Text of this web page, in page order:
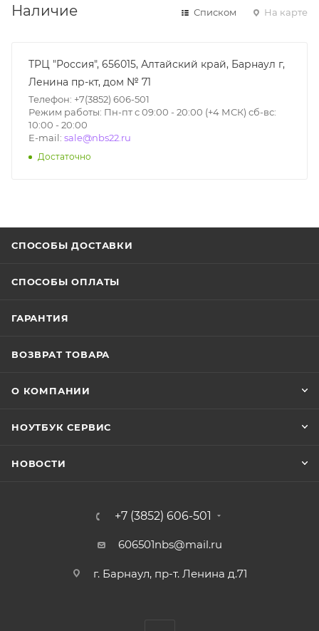
Наличие Списком На карте
ТРЦ "Россия", 656015, Алтайский край, Барнаул г,
Ленина пр-кт, дом № 71
Телефон: +7(3852) 606-501
Режим работы: Пн-пт с 09:00 - 20:00 (+4 МСК) сб-вс:
10:00 - 20:00
E-mail: sale@nbs22.ru
Достаточно
СПОСОБЫ ДОСТАВКИ
СПОСОБЫ ОПЛАТЫ
ГАРАНТИЯ
ВОЗВРАТ ТОВАРА
О КОМПАНИИ
НОУТБУК СЕРВИС
НОВОСТИ
+7 (3852) 606-501
606501nbs@mail.ru
г. Барнаул, пр-т. Ленина д.71